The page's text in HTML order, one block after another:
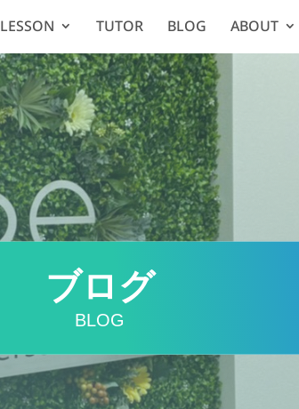
LESSON TUTOR BLOG ABOUT
ブログ
BLOG